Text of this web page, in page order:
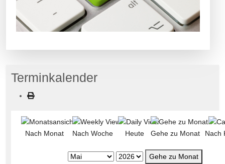
Terminkalender
Nach Monat Nach Woche Heute Gehe zu Monat Nach
Gehe zu Monat